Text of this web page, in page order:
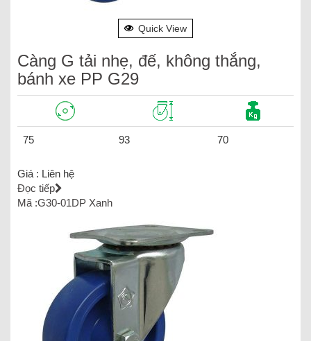
Quick View
Càng G tải nhẹ, đế, không thắng,
bánh xe PP G29
75 93 70
Giá : Liên hệ
Đọc tiếp
Mã :G30-01DP Xanh